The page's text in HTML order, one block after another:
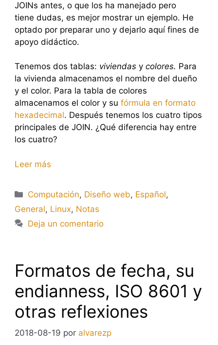
JOINs antes, o que los ha manejado pero
tiene dudas, es mejor mostrar un ejemplo. He
optado por preparar uno y dejarlo aquí fines de
apoyo didáctico.
Tenemos dos tablas: viviendas y colores. Para
la vivienda almacenamos el nombre del dueño
y el color. Para la tabla de colores
almacenamos el color y su fórmula en formato
hexadecimal. Después tenemos los cuatro tipos
principales de JOIN. ¿Qué diferencia hay entre
los cuatro?
Leer más
Categorías
Computación, Diseño web, Español,
General, Linux, Notas
Deja un comentario
Formatos de fecha, su
endianness, ISO 8601 y
otras reflexiones
2018-08-19 por alvarezp